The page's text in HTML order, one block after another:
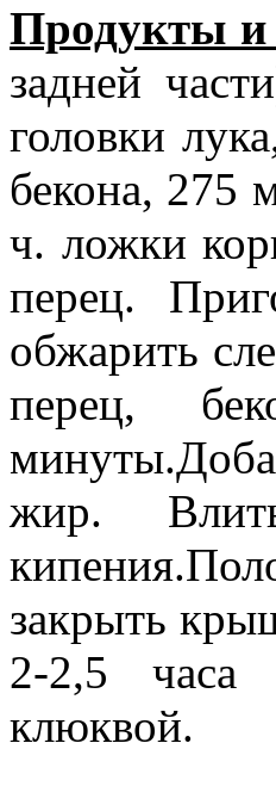
Продукты и
задней
головки
бекона, 275
ч. ложки
перец.
обжарить
перец,
жир.
закрыть
2-2,5 часа
клюквой.